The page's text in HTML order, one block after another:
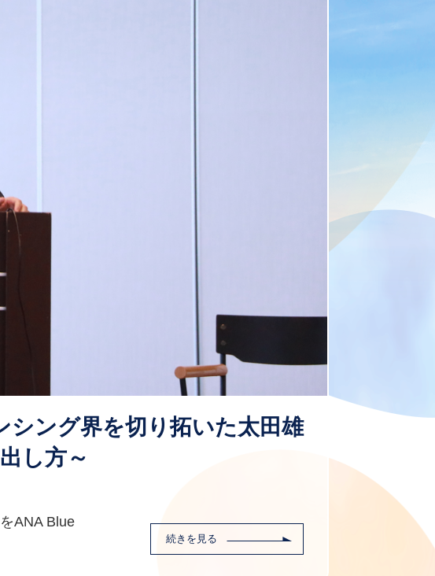
シング界を切り拓いた太田雄
し方～
ANA Blue
続きを見る